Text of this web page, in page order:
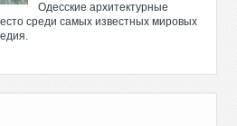
Одесские архитектурные
среди самых известных мировых